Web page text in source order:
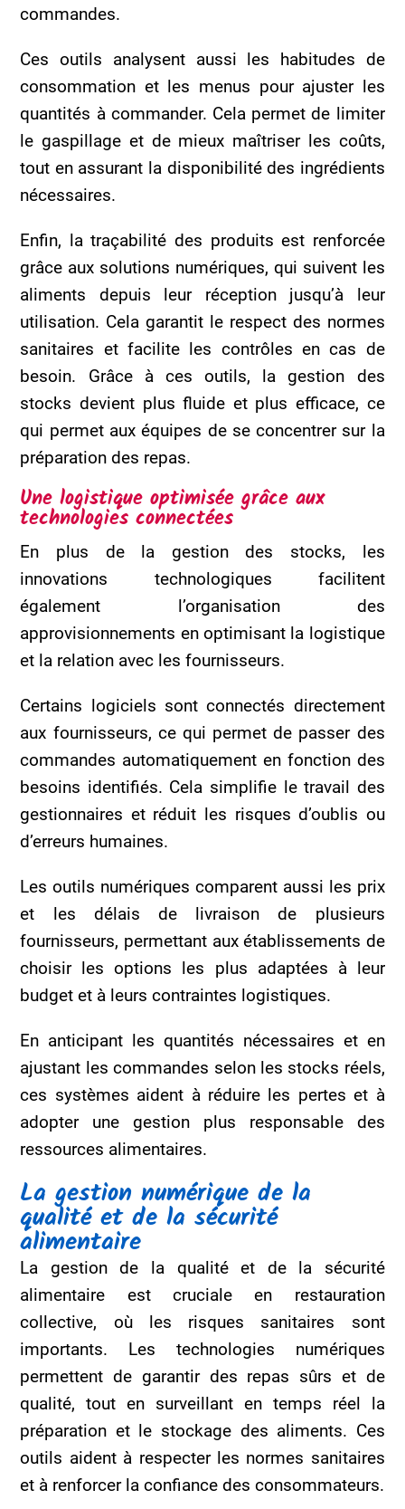
commandes.
Ces outils analysent aussi les habitudes de
consommation et les menus pour ajuster les
quantités à commander. Cela permet de limiter
le gaspillage et de mieux maîtriser les coûts,
tout en assurant la disponibilité des ingrédients
nécessaires.
Enfin, la traçabilité des produits est renforcée
grâce aux solutions numériques, qui suivent les
aliments depuis leur réception jusqu’à leur
utilisation. Cela garantit le respect des normes
sanitaires et facilite les contrôles en cas de
besoin. Grâce à ces outils, la gestion des
stocks devient plus fluide et plus efficace, ce
qui permet aux équipes de se concentrer sur la
préparation des repas.
Une logistique optimisée grâce aux
technologies connectées
En plus de la gestion des stocks, les
innovations technologiques facilitent
également l’organisation des
approvisionnements en optimisant la logistique
et la relation avec les fournisseurs.
Certains logiciels sont connectés directement
aux fournisseurs, ce qui permet de passer des
commandes automatiquement en fonction des
besoins identifiés. Cela simplifie le travail des
gestionnaires et réduit les risques d’oublis ou
d’erreurs humaines.
Les outils numériques comparent aussi les prix
et les délais de livraison de plusieurs
fournisseurs, permettant aux établissements de
choisir les options les plus adaptées à leur
budget et à leurs contraintes logistiques.
En anticipant les quantités nécessaires et en
ajustant les commandes selon les stocks réels,
ces systèmes aident à réduire les pertes et à
adopter une gestion plus responsable des
ressources alimentaires.
La gestion numérique de la
qualité et de la sécurité
alimentaire
La gestion de la qualité et de la sécurité
alimentaire est cruciale en restauration
collective, où les risques sanitaires sont
importants. Les technologies numériques
permettent de garantir des repas sûrs et de
qualité, tout en surveillant en temps réel la
préparation et le stockage des aliments. Ces
outils aident à respecter les normes sanitaires
et à renforcer la confiance des consommateurs.